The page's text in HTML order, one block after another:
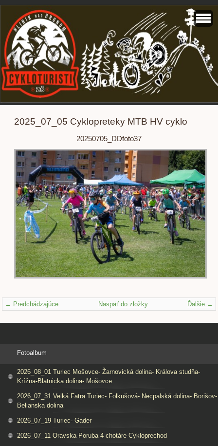
2025_07_05 Cyklopreteky MTB HV cyklo
20250705_DDfoto37
← Predchádzajúce Ďalšie →
Naspäť do zložky
Fotoalbum
2026_08_01 Turiec Mošovce- Žarnovická dolina- Králova studňa-
Krížna-Blatnicka dolina- Mošovce
2026_07_31 Velká Fatra Turiec- Folkušová- Necpalská dolina- Borišov-
Belianska dolina
2026_07_19 Turiec- Gader
2026_07_11 Oravska Poruba 4 chotáre Cykloprechod